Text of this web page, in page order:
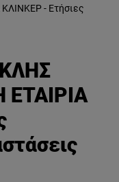
- Ετήσιες